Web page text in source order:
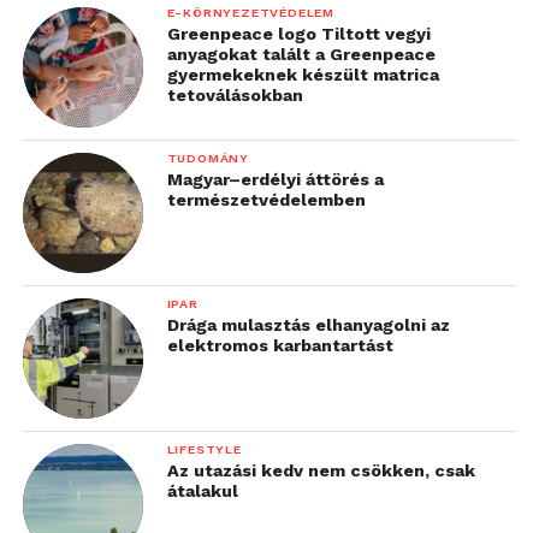
További friss híreket talál aTechnokrata
Csatlakozzon hozzánk aFacebookonis!
E-KÖRNYEZETVÉDELEM
Greenpeace logo Tiltott vegyi
anyagokat talált a Greenpeace
gyermekeknek készült matrica
tetoválásokban
TUDOMÁNY
Magyar–erdélyi áttörés a
természetvédelemben
IPAR
Drága mulasztás elhanyagolni az
elektromos karbantartást
LIFESTYLE
Az utazási kedv nem csökken, csak
átalakul